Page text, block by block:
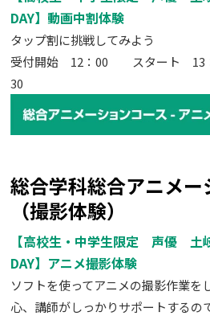
DAY】動画中割体験
タップ割に挑戦してみよう
受付開始 12：00 スタート
30
総合学科総合アニメー
（撮影体験）
【高校生・中学生限定 声優 土
DAY】アニメ撮影体験
ソフトを使ってアニメの撮影作業を
心、講師がしっかりサポートするの